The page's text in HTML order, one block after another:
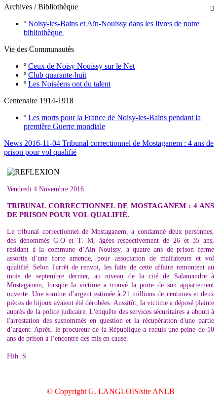

Archives / Bibliothèque
º Noisy-les-Bains et Aïn-Nouissy dans les livres de notre
bibliothèque
Vie des Communautés
º Ceux de Noisy Nouissy sur le Net
º Club quarante-huit
º Les Noiséens ont du talent
Centenaire 1914-1918
º Les morts pour la France de Noisy-les-Bains pendant la
première Guerre mondiale
News 2016-11-04 Tribunal correctionnel de Mostaganem : 4 ans de
prison pour vol qualifié
Vendredi 4 Novembre 2016
TRIBUNAL CORRECTIONNEL DE MOSTAGANEM : 4 ANS
DE PRISON POUR VOL QUALIFIÉ.
Le tribunal correctionnel de Mostaganem, a condamné deux personnes,
des dénommés G.O et T. M, âgées respectivement de 26 et 35 ans,
résidant à la commune d’Ain Nouissy, à quatre ans de prison ferme
assortis d’une forte amende, pour association de malfaiteurs et vol
qualifié. Selon l'arrêt de renvoi, les faits de cette affaire remontent au
mois de septembre dernier, au niveau de la cité de Salamandre à
Mostaganem, lorsque la victime a trouvé la porte de son appartement
ouverte. Une somme d’argent estimée à 21 millions de centimes et deux
pièces de bijoux avaient été dérobées. Aussitôt, la victime a déposé plainte
auprès de la police judicaire. L'enquête des services sécuritaires a abouti à
l'arrestation des susnommés en question et la récupération d'une partie
d’argent. Après, le procureur de la République a requis une peine de 10
ans de prison à l’encontre des mis en cause.
Flih. S
© Copyright G. LANGLOIS/site ANLB